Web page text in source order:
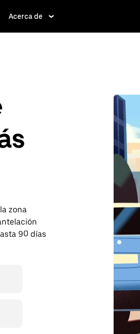
Acerca de
zona
90 días